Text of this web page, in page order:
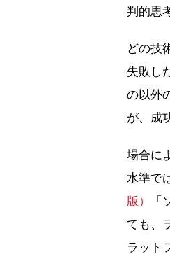
判的思
どの技
失敗し
の以外
が、成
場合に
水準で
版）
ても、
ラット